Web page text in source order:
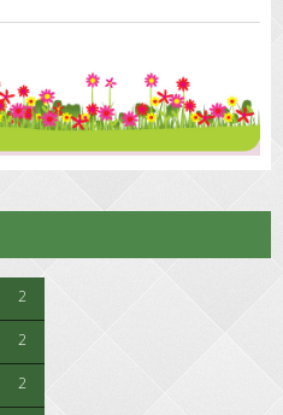
2
2
2